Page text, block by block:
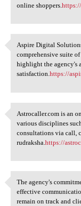
online shoppers.
Aspire Digital
Aspire Digital
comprehensive suite
highlight the
satisfaction.https://
Astrocaller.com
Astrocaller.com is an
various disciplines
consultations via call,
rudraksha.https://
The agency's
The agency's
effective
remain on track and